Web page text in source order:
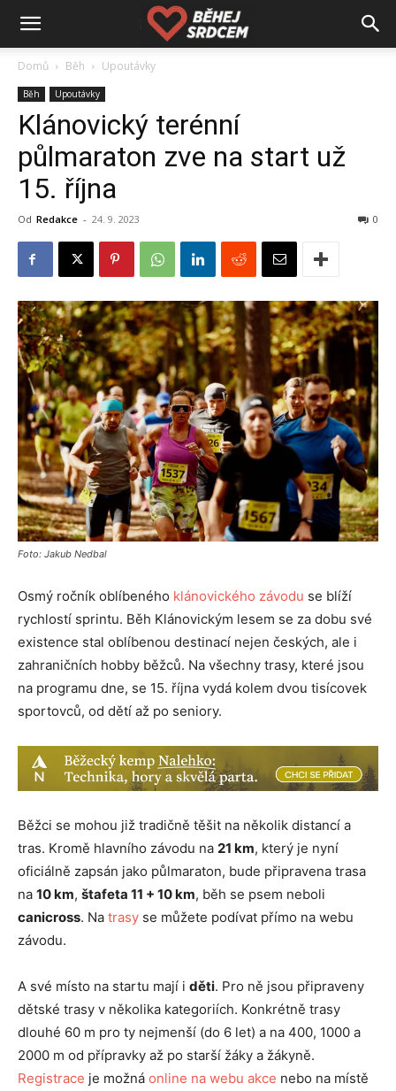
Domů Běh Upoutávky
Běh Upoutávky
Klánovický terénní
půlmaraton zve na start už
15. října
Od Redakce - 24. 9. 2023 0
Foto: Jakub Nedbal
Osmý ročník oblíbeného klánovického závodu se blíží
rychlostí sprintu. Běh Klánovickým lesem se za dobu své
existence stal oblíbenou destinací nejen českých, ale i
zahraničních hobby běžců. Na všechny trasy, které jsou
na programu dne, se 15. října vydá kolem dvou tisícovek
sportovců, od dětí až po seniory.
Běžci se mohou již tradičně těšit na několik distancí a
tras. Kromě hlavního závodu na 21 km, který je nyní
oficiálně zapsán jako půlmaraton, bude připravena trasa
na 10 km, štafeta 11 + 10 km, běh se psem neboli
canicross. Na trasy se můžete podívat přímo na webu
závodu.
A své místo na startu mají i děti. Pro ně jsou připraveny
dětské trasy v několika kategoriích. Konkrétně trasy
dlouhé 60 m pro ty nejmenší (do 6 let) a na 400, 1000 a
2000 m od přípravky až po starší žáky a žákyně.
Registrace je možná online na webu akce nebo na místě